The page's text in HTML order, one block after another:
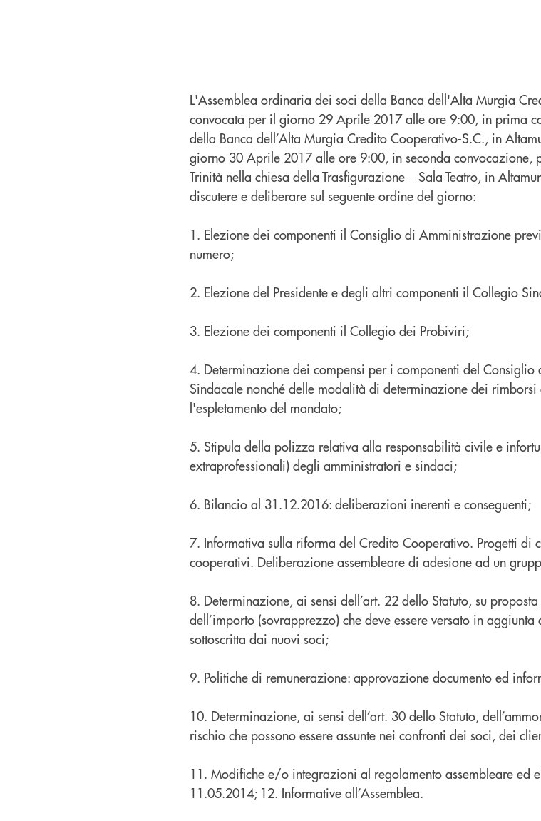
L'Assemblea ordinaria dei soci della Banca dell'Alta Murgia
convocata per il giorno 29 Aprile 2017 alle ore 9:00, in prima
della Banca dell’Alta Murgia Credito Cooperativo-S.C., in
giorno 30 Aprile 2017 alle ore 9:00, in seconda convocazione,
Trinità nella chiesa della Trasfigurazione – Sala Teatro, in
discutere e deliberare sul seguente ordine del giorno:
1. Elezione dei componenti il Consiglio di Amministrazione
numero;
2. Elezione del Presidente e degli altri componenti il Collegio
3. Elezione dei componenti il Collegio dei Probiviri;
4. Determinazione dei compensi per i componenti del
Sindacale nonché delle modalità di determinazione dei rimborsi
l'espletamento del mandato;
5. Stipula della polizza relativa alla responsabilità civile e
extraprofessionali) degli amministratori e sindaci;
6. Bilancio al 31.12.2016: deliberazioni inerenti e conseguenti;
7. Informativa sulla riforma del Credito Cooperativo. Progetti di
cooperativi. Deliberazione assembleare di adesione ad un
8. Determinazione, ai sensi dell’art. 22 dello Statuto, su
dell’importo (sovrapprezzo) che deve essere versato in
sottoscritta dai nuovi soci;
9. Politiche di remunerazione: approvazione documento ed
10. Determinazione, ai sensi dell’art. 30 dello Statuto,
rischio che possono essere assunte nei confronti dei soci, dei
11. Modifiche e/o integrazioni al regolamento assembleare ed
11.05.2014; 12. Informative all’Assemblea.